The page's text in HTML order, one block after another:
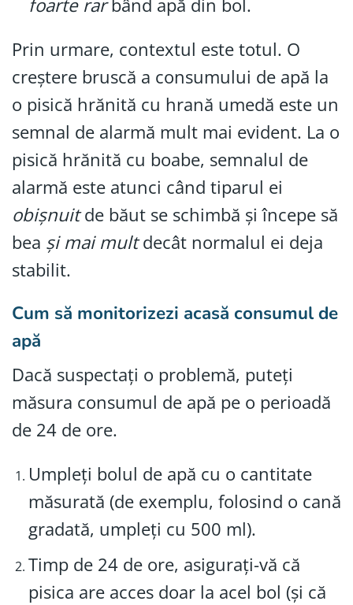
foarte rarbând apă din bol.
Prin urmare, contextul este totul. O
creștere bruscă a consumului de apă la
o pisică hrănită cu hrană umedă este un
semnal de alarmă mult mai evident. La o
pisică hrănită cu boabe, semnalul de
alarmă este atunci când tiparul ei
obișnuitde băut se schimbă și începe să
bea și mai multdecât normalul ei deja
stabilit.
Cum să monitorizezi acasă consumul de
apă
Dacă suspectați o problemă, puteți
măsura consumul de apă pe o perioadă
de 24 de ore.
Umpleți bolul de apă cu o cantitate
măsurată (de exemplu, folosind o cană
gradată, umpleți cu 500 ml).
Timp de 24 de ore, asigurați-vă că
pisica are acces doar la acel bol (și că